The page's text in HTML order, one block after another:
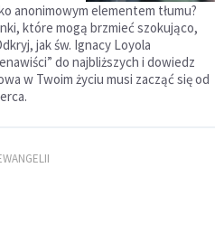
anonimowym elementem tłumu?
które mogą brzmieć szokująco,
jak św. Ignacy Loyola
do najbliższych i dowiedz
w Twoim życiu musi zacząć się od